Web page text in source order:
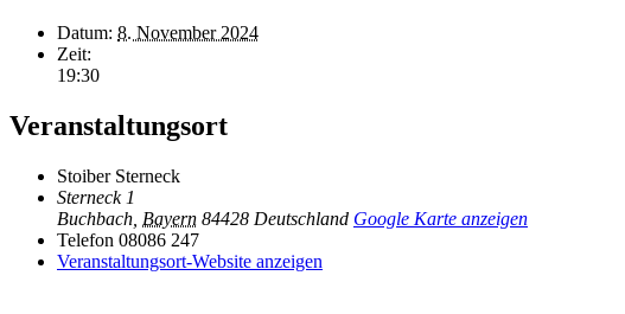
Datum: 8. November 2024
Zeit:
19:30
Veranstaltungsort
Stoiber Sterneck
Sterneck 1
Buchbach Bayern 84428 Deutschland Google Karte anzeigen
Telefon 08086 247
Veranstaltungsort-Website anzeigen